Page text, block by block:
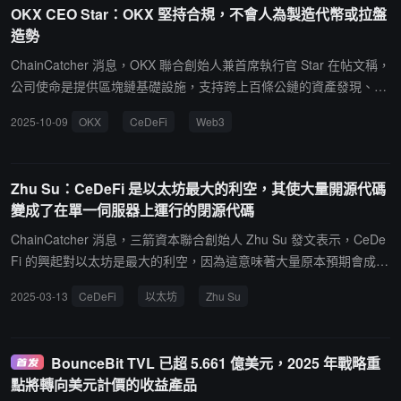
本地賬戶中以維持支付流動性。BPN 的 CeDeFi 雙軌系統通過實現跨
司法管轄區的穩定幣實時鑄造、兌換和銷毀解決了這一問題，從而釋
放被鎖定的資金。BPN 原生構建於 BNB Chain，旨在提供即時、低
成本且合規的跨境結算，結算時間為 3-4 小時，而傳統方式需 1-2
OKX CEO Star：OKX 堅持合規，不會人為製造代幣或拉盤
造勢
ChainCatcher 消息，OKX 聯合創始人兼首席執行官 Star 在帖文稱，
公司使命是提供區塊鏈基礎設施，支持跨上百條公鏈的資產發現、交
持合規，已在歐盟、阿聯酋、澳大利亞、美國等市場支持銀行賬戶直
靠建設而非情緒與投機。
2025-10-09 OKX CeDeFi Web3
Zhu Su：CeDeFi 是以太坊最大的利空，其使大量開源代碼
變成了在單一伺服器上運行的閉源代碼
ChainCatcher 消息，三箭資本聯合創始人 Zhu Su 發文表示，CeDe
Fi 的興起對以太坊是最大的利空，因為這意味著大量原本預期會成為
一伺服器上運行的閉源代碼。Zhu Su 認為，以太坊需要擁抱那些受
坊本身表現不佳，去中心化金融很難再次興起，因為在驗證者去中心
化和智能合約需求低的世界中，人們可以選擇鏈下操作以節省時間和
2025-03-13 CeDeFi 以太坊 Zhu Su
BounceBit TVL 已超 5.661 億美元，2025 年戰略重
點將轉向美元計價的收益產品